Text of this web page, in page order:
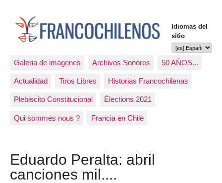
Idiomas del
sitio
Galeria de imágenes Archivos Sonoros 50 AÑOS...
Actualidad Tiros Libres Historias Francochilenas
Plebiscito Constitucional Élections 2021
Qui sommes nous ? Francia en Chile
Eduardo Peralta: abril
canciones mil....